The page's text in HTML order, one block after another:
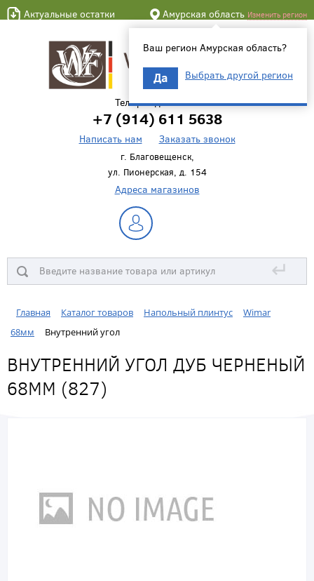
Актуальные остатки Амурская область Изменить регион
Ваш регион Амурская область?
Да Выбрать другой регион
Телефон для связи
+7 (914) 611 5638
Написать нам Заказать звонок
г. Благовещенск,
ул. Пионерская, д. 154
Адреса магазинов
↵
Главная Каталог товаров Напольный плинтус
Wimar
68мм
Внутренний угол
ВНУТРЕННИЙ УГОЛ ДУБ ЧЕРНЕНЫЙ
68ММ (827)